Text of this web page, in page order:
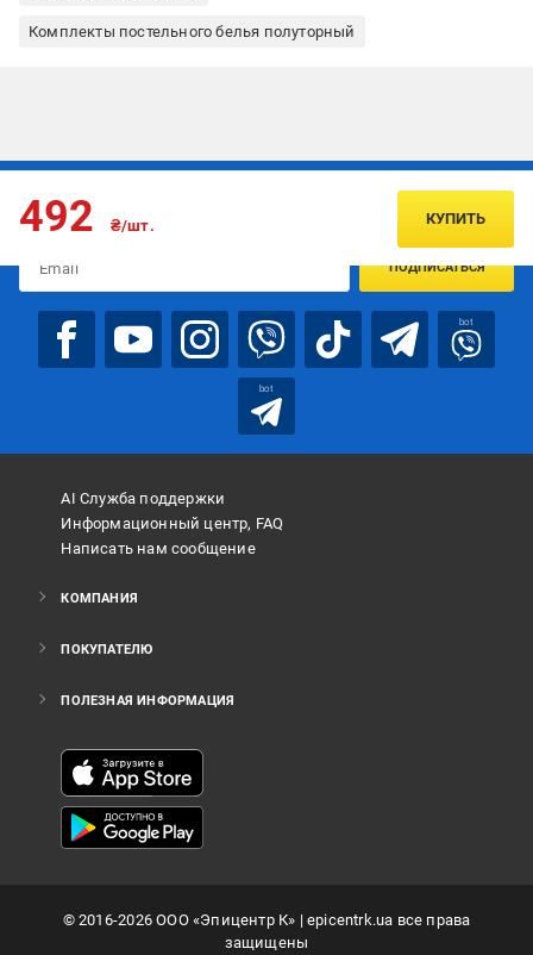
Комплекты постельного белья полуторный
492 ₴/шт. КУПИТЬ
Подписывайтесь, чтобы узнавать первым об акцияx и
ПОДПИСАТЬСЯ
bot
bot
AI Служба поддержки
Информационный центр, FAQ
Написать нам сообщение
КОМПАНИЯ
ПОКУПАТЕЛЮ
ПОЛЕЗНАЯ ИНФОРМАЦИЯ
©2016-2026ООО «Эпицентр К» | epicentrk.ua все права
защищены